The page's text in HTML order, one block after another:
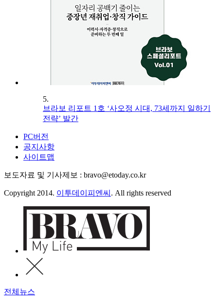
5.
브라보 리포트 1호 ‘사오정 시대, 73세까지 일하기
전략’ 발간
PC버전
공지사항
사이트맵
보도자료 및 기사제보 : bravo@etoday.co.kr
Copyright 2014. 이투데이피엔씨 . All rights reserved
전체뉴스